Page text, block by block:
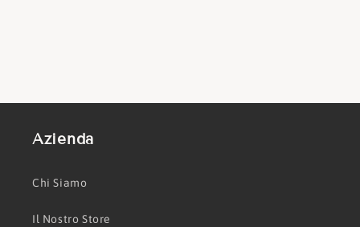
Azienda
Chi Siamo
Il Nostro Store